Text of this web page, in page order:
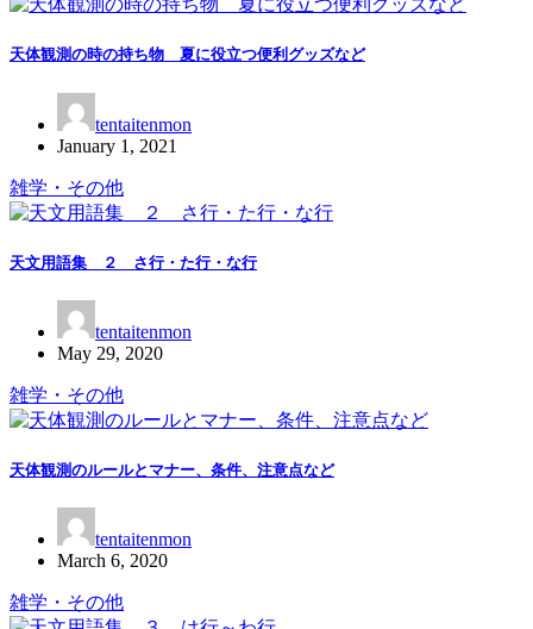
天体観測の時の持ち物 夏に役立つ便利グッズなど
tentaitenmon
January 1, 2021
雑学・その他
天文用語集 ２ さ行・た行・な行
tentaitenmon
May 29, 2020
雑学・その他
天体観測のルールとマナー、条件、注意点など
tentaitenmon
March 6, 2020
雑学・その他